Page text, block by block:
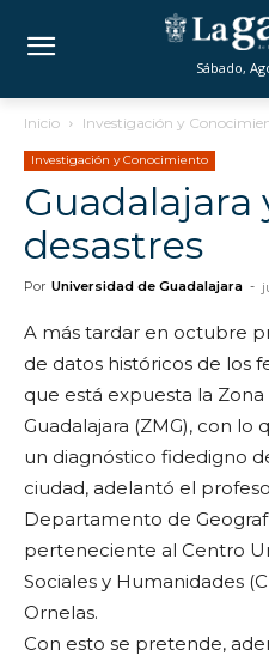
Sábado,
Inicio Investigación y
Investigación y Conocimiento
Guadalajara
desastres
Por Universidad de Guadalajara -
A más tardar en octubre
de datos históricos de los
que está expuesta la
Guadalajara (ZMG), con lo
un diagnóstico fidedigno
ciudad, adelantó el
Departamento de
perteneciente al Centro
Sociales y Humanidades
Ornelas.
Con esto se pretende,